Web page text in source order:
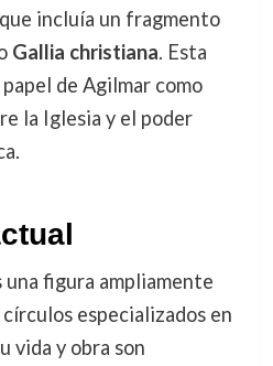
incluía un fragmento
Gallia christiana. Esta
de Agilmar como
la Iglesia y el poder
figura ampliamente
especializados en
vida y obra son